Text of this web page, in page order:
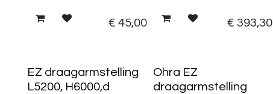
€ 45,00 €393,30
EZ draagarmstelling
L5200, H6000,d
Ohra EZ
draagarmstelling